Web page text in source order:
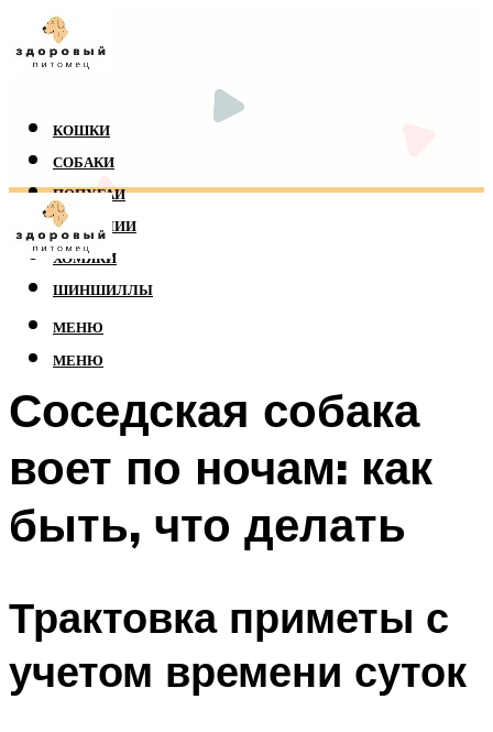
КОШКИ
СОБАКИ
ПОПУГАИ
РЕПТИЛИИ
ХОМЯКИ
ШИНШИЛЛЫ
МЕНЮ
МЕНЮ
Соседская собака
воет по ночам: как
быть, что делать
Трактовка приметы с
учетом времени суток